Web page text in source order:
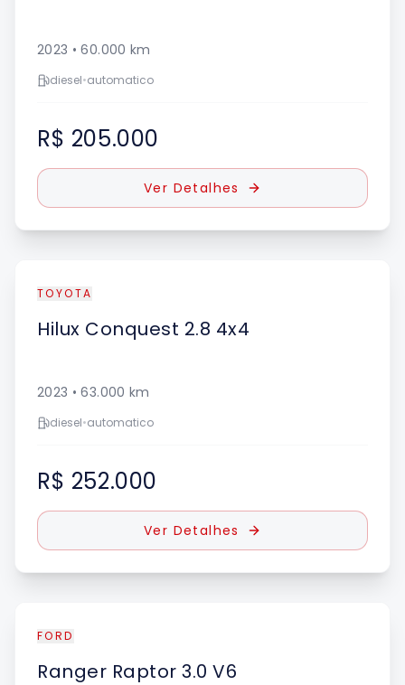
2023 •60.000 km
diesel•automatico
R$ 205.000
Ver Detalhes
TOYOTA
Hilux Conquest 2.8 4x4
2023 •63.000 km
diesel•automatico
R$ 252.000
Ver Detalhes
FORD
Ranger Raptor 3.0 V6